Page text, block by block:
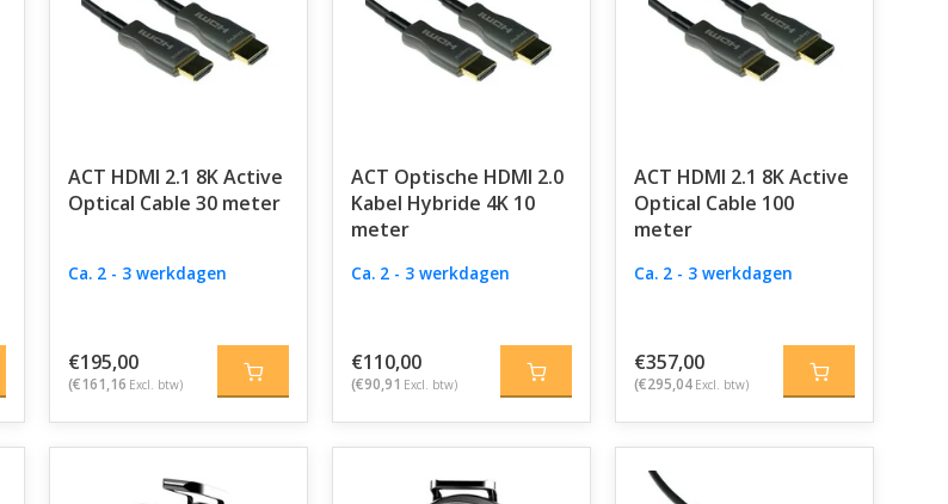
ACT HDMI 2.1 8K Active
Optical Cable 30 meter
Ca. 2 - 3 werkdagen
€195,00
(€161,16 Excl. btw)
ACT Optische HDMI 2.0
Kabel Hybride 4K 10
meter
Ca. 2 - 3 werkdagen
€110,00
(€90,91 Excl. btw)
ACT HDMI 2.1 8K Active
Optical Cable 100
meter
Ca. 2 - 3 werkdagen
€357,00
(€295,04 Excl. btw)